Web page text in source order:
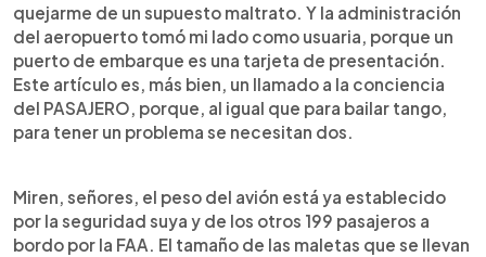
quejarme de un supuesto maltrato. Y la administración
del aeropuerto tomó mi lado como usuaria, porque un
puerto de embarque es una tarjeta de presentación.
Este artículo es, más bien, un llamado a la conciencia
del PASAJERO, porque, al igual que para bailar tango,
para tener un problema se necesitan dos.
Miren, señores, el peso del avión está ya establecido
por la seguridad suya y de los otros 199 pasajeros a
bordo por la FAA. El tamaño de las maletas que se llevan